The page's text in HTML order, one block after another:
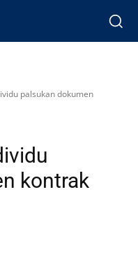
palsukan dokumen
kontrak